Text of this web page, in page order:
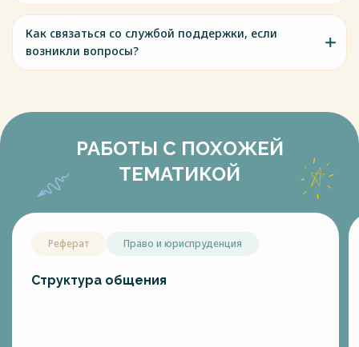
Как связаться со службой поддержки, если
возникли вопросы?
РАБОТЫ С ПОХОЖЕЙ
ТЕМАТИКОЙ
Реферат Право и юриспруденция
Структура общения